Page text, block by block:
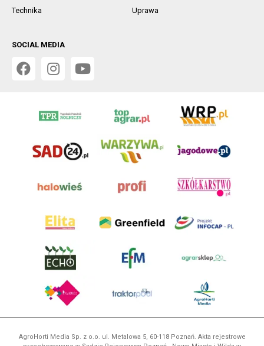
Technika
Uprawa
SOCIAL MEDIA
AgroHorti Media Sp. z o.o. ul. Metalowa 5, 60-118 Poznań. Akta rejestrowe